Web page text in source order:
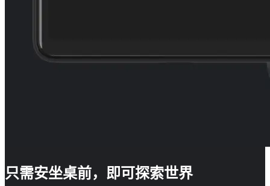
只需安坐桌前，即可探索世界